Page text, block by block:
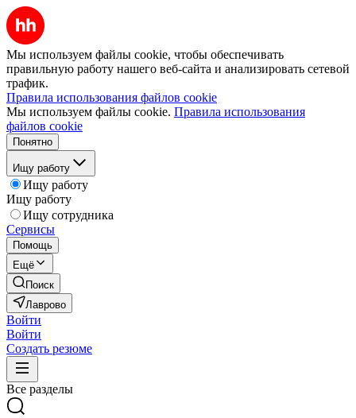
Мы используем файлы cookie, чтобы обеспечивать
правильную работу нашего веб-сайта и анализировать сетевой
трафик.
Правила использования файлов cookie
Мы используем файлы cookie. Правила использования
файлов cookie
Понятно
Ищу работу
Ищу работу
Ищу работу
Ищу сотрудника
Сервисы
Помощь
Ещё
Поиск
Лаврово
Войти
Войти
Создать резюме
Все разделы